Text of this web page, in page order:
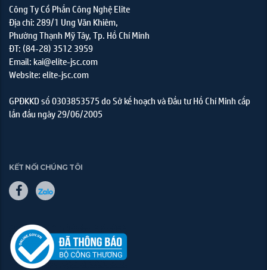
Công Ty Cổ Phần Công Nghệ Elite
Địa chỉ: 289/1 Ung Văn Khiêm,
Phường Thạnh Mỹ Tây, Tp. Hồ Chí Minh
ĐT: (84-28) 3512 3959
Email: kai@elite-jsc.com
Website: elite-jsc.com
GPĐKKD số 0303853575 do Sở kế hoạch và Đầu tư Hồ Chí Minh cấp
lần đầu ngày 29/06/2005
KẾT NỐI CHÚNG TÔI